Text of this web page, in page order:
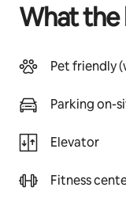
What
Pet friendly
Parking on-
Elevator
Fitness